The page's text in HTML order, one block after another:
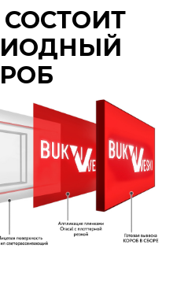
СОСТОИТ